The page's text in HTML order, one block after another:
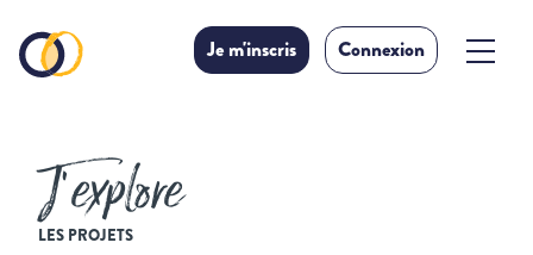
Je m'inscris Connexion
J’explore
LES PROJETS